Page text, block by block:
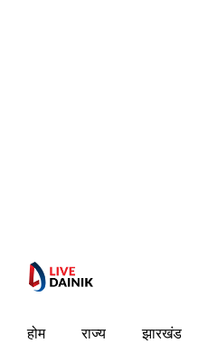
होम राज्य झारखंड